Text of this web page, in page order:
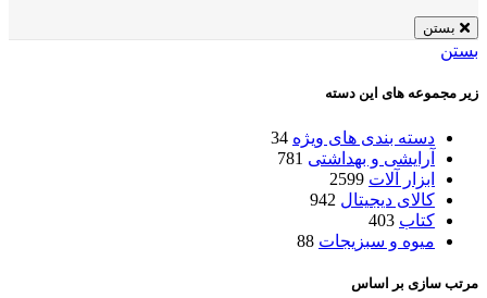
بستن
بستن
زیر مجموعه های این دسته
دسته بندی های ویژه 34
آرایشی و بهداشتی 781
ابزار آلات 2599
کالای دیجیتال 942
کتاب 403
میوه و سبزیجات 88
مرتب سازی بر اساس